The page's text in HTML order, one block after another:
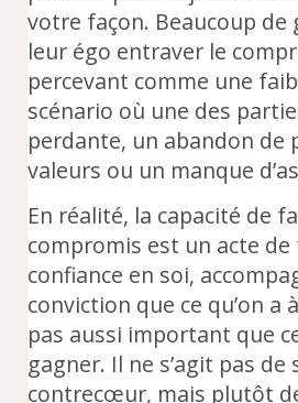
votre façon. Beaucoup de
leur égo entraver le
percevant comme une
scénario où une des
perdante, un abandon de
valeurs ou un manque
En réalité, la capacité de
compromis est un acte de
confiance en soi,
conviction que ce qu’on a
pas aussi important que
gagner. Il ne s’agit pas de
contrecœur, mais plutôt